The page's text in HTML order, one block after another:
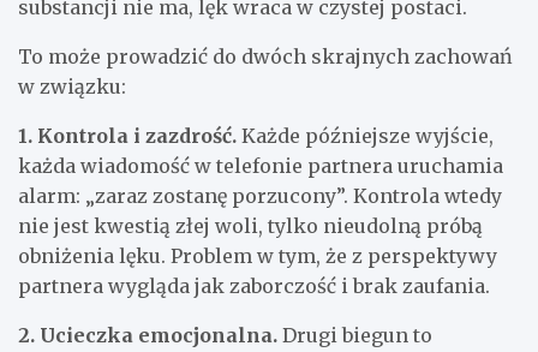
substancji nie ma, lęk wraca w czystej postaci.
To może prowadzić do dwóch skrajnych zachowań
w związku:
1. Kontrola i zazdrość. Każde późniejsze wyjście,
każda wiadomość w telefonie partnera uruchamia
alarm: „zaraz zostanę porzucony”. Kontrola wtedy
nie jest kwestią złej woli, tylko nieudolną próbą
obniżenia lęku. Problem w tym, że z perspektywy
partnera wygląda jak zaborczość i brak zaufania.
2. Ucieczka emocjonalna. Drugi biegun to